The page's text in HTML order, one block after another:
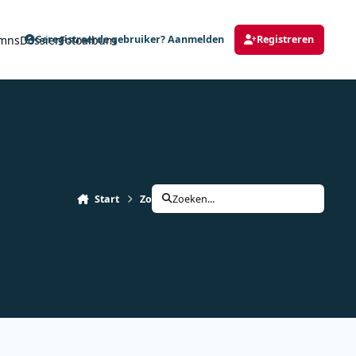
DossierFotoalbum
Geregistreerde gebruiker? Aanmelden Registreren
Start ZoekenZoeken...